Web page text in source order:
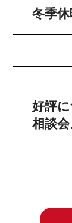
冬季
好評
相談会